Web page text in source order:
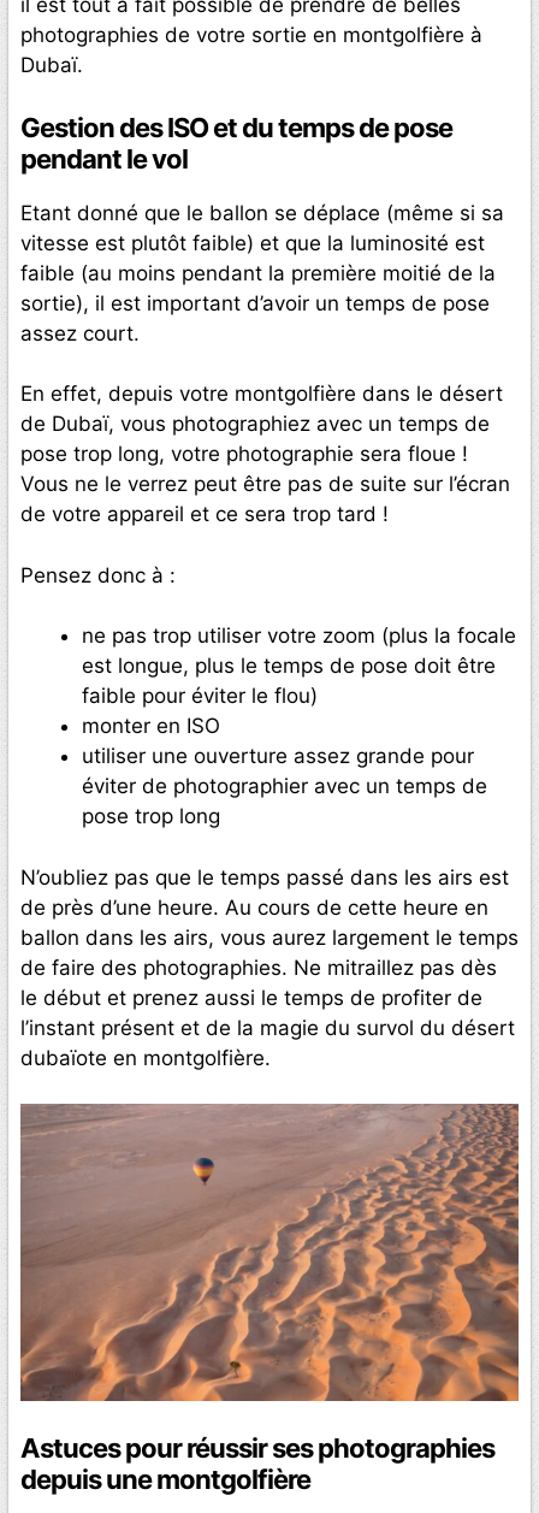
il est tout à fait possible de prendre de belles
photographies de votre sortie en montgolfière à
Dubaï.
Gestion des ISO et du temps de pose
pendant le vol
Etant donné que le ballon se déplace (même si sa
vitesse est plutôt faible) et que la luminosité est
faible (au moins pendant la première moitié de la
sortie), il est important d’avoir un temps de pose
assez court.
En effet, depuis votre montgolfière dans le désert
de Dubaï, vous photographiez avec un temps de
pose trop long, votre photographie sera floue !
Vous ne le verrez peut être pas de suite sur l’écran
de votre appareil et ce sera trop tard !
Pensez donc à :
ne pas trop utiliser votre zoom (plus la focale
est longue, plus le temps de pose doit être
faible pour éviter le flou)
monter en ISO
utiliser une ouverture assez grande pour
éviter de photographier avec un temps de
pose trop long
N’oubliez pas que le temps passé dans les airs est
de près d’une heure. Au cours de cette heure en
ballon dans les airs, vous aurez largement le temps
de faire des photographies. Ne mitraillez pas dès
le début et prenez aussi le temps de profiter de
l’instant présent et de la magie du survol du désert
dubaïote en montgolfière.
Astuces pour réussir ses photographies
depuis une montgolfière